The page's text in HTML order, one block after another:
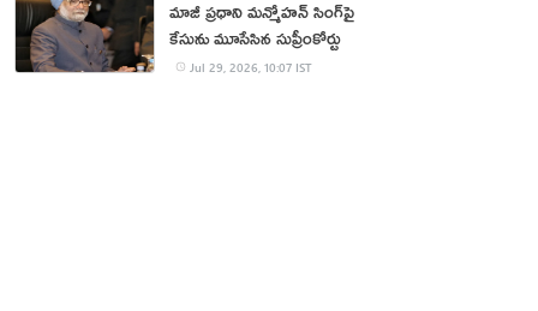
మాజీ ప్రధాని మన్మోహన్ సింగ్‌పై
కేసును మూసేసిన సుప్రీంకోర్టు
Jul 29, 2026, 10:07 IST